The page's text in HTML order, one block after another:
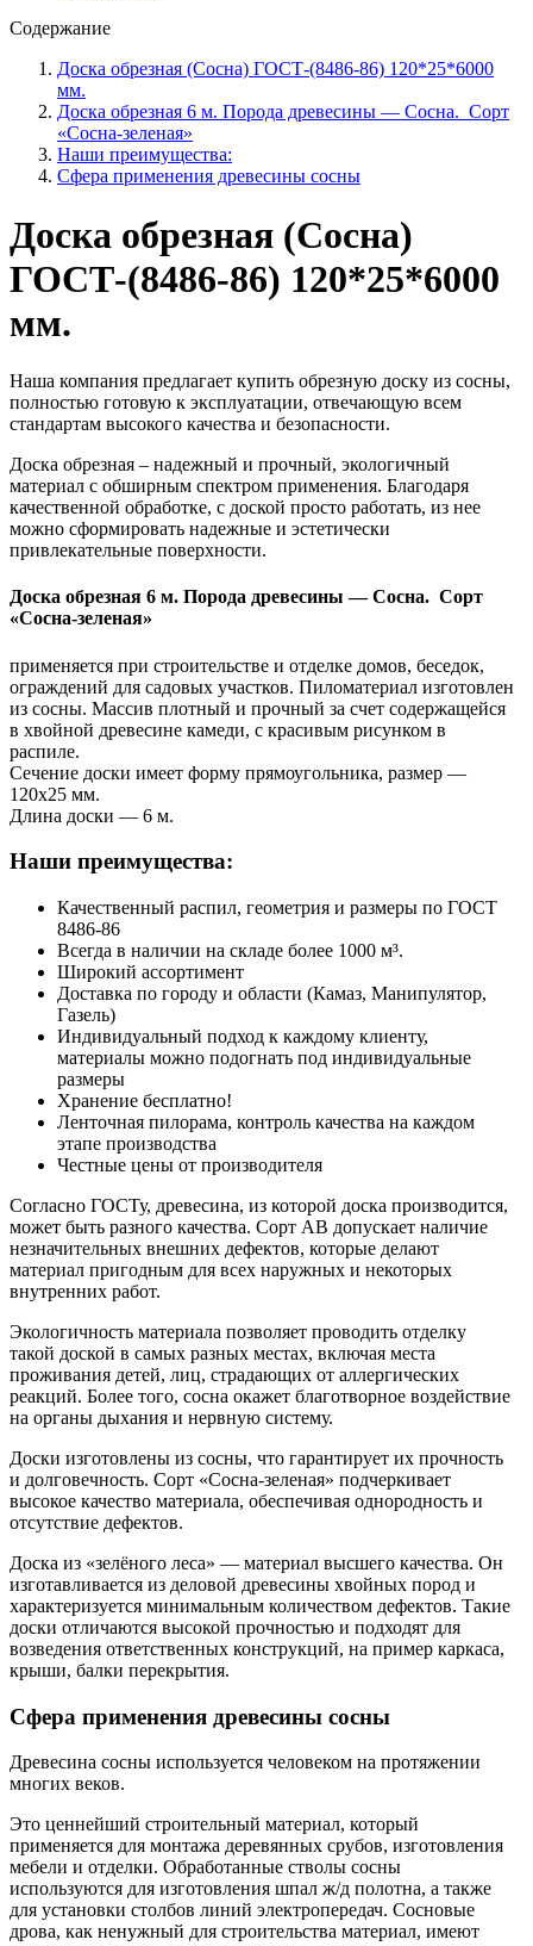
Содержание
Доска обрезная (Сосна) ГОСТ-(8486-86) 120*25*6000
мм.
Доска обрезная 6 м. Порода древесины — Сосна. Сорт
«Сосна-зеленая»
Наши преимущества:
Сфера применения древесины сосны
Доска обрезная (Сосна)
ГОСТ-(8486-86) 120*25*6000
мм.
Наша компания предлагает купить обрезную доску из сосны,
полностью готовую к эксплуатации, отвечающую всем
стандартам высокого качества и безопасности.
Доска обрезная – надежный и прочный, экологичный
материал с обширным спектром применения. Благодаря
качественной обработке, с доской просто работать, из нее
можно сформировать надежные и эстетически
привлекательные поверхности.
Доска обрезная 6 м. Порода древесины — Сосна. Сорт
«Сосна-зеленая»
применяется при строительстве и отделке домов, беседок,
ограждений для садовых участков. Пиломатериал изготовлен
из сосны. Массив плотный и прочный за счет содержащейся
в хвойной древесине камеди, с красивым рисунком в
распиле.
Сечение доски имеет форму прямоугольника, размер —
120х25 мм.
Длина доски — 6 м.
Наши преимущества:
Качественный распил, геометрия и размеры по ГОСТ
8486-86
Всегда в наличии на складе более 1000 м³.
Широкий ассортимент
Доставка по городу и области (Камаз, Манипулятор,
Газель)
Индивидуальный подход к каждому клиенту,
материалы можно подогнать под индивидуальные
размеры
Хранение бесплатно!
Ленточная пилорама, контроль качества на каждом
этапе производства
Честные цены от производителя
Согласно ГОСТу, древесина, из которой доска производится,
может быть разного качества. Сорт АВ допускает наличие
незначительных внешних дефектов, которые делают
материал пригодным для всех наружных и некоторых
внутренних работ.
Экологичность материала позволяет проводить отделку
такой доской в самых разных местах, включая места
проживания детей, лиц, страдающих от аллергических
реакций. Более того, сосна окажет благотворное воздействие
на органы дыхания и нервную систему.
Доски изготовлены из сосны, что гарантирует их прочность
и долговечность. Сорт «Сосна-зеленая» подчеркивает
высокое качество материала, обеспечивая однородность и
отсутствие дефектов.
Доска из «зелёного леса» — материал высшего качества. Он
изготавливается из деловой древесины хвойных пород и
характеризуется минимальным количеством дефектов. Такие
доски отличаются высокой прочностью и подходят для
возведения ответственных конструкций, на пример каркаса,
крыши, балки перекрытия.
Сфера применения древесины сосны
Древесина сосны используется человеком на протяжении
многих веков.
Это ценнейший строительный материал, который
применяется для монтажа деревянных срубов, изготовления
мебели и отделки. Обработанные стволы сосны
используются для изготовления шпал ж/д полотна, а также
для установки столбов линий электропередач. Сосновые
дрова, как ненужный для строительства материал, имеют